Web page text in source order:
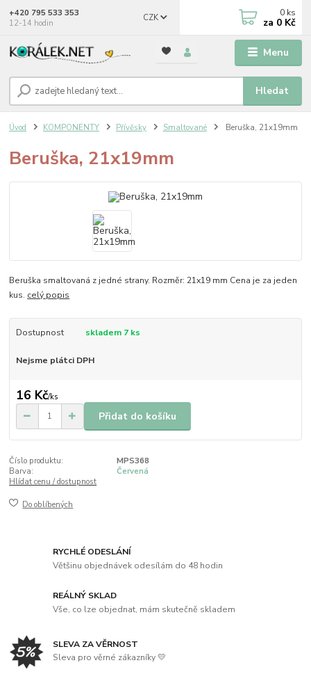
Menu
CZK
Hledat
+420 795 533 353
12-14 hodin
0 ks
za 0 Kč
Úvod KOMPONENTY Přívěsky Smaltované Beruška, 21x19mm
Beruška, 21x19mm
Beruška smaltovaná z jedné strany. Rozměr: 21x19 mm Cena je za jeden
kus. celý popis
Dostupnost skladem 7 ks
Nejsme plátci DPH
16 Kč/ks
Přidat do košíku
Číslo produktu:
MPS368
Barva:
Červená
Hlídat cenu / dostupnost
Do oblíbených
RYCHLÉ ODESLÁNÍ
Většinu objednávek odesílám do 48 hodin
REÁLNÝ SKLAD
Vše, co lze objednat, mám skutečně skladem
SLEVA ZA VĚRNOST
Sleva pro věrné zákazníky 💛